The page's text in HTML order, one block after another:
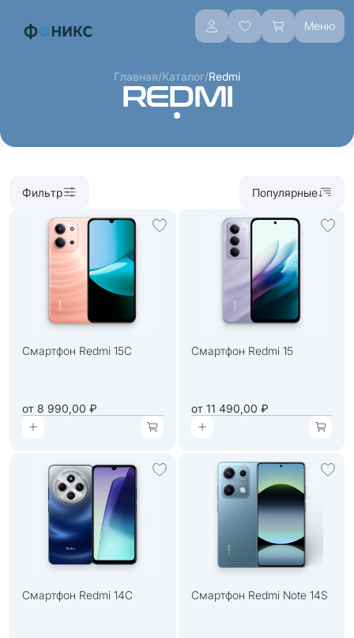
Меню
Главная/Каталог/Redmi
REDMI
Фильтр Популярные
Смартфон Redmi 15C
от 8 990,00 ₽
Смартфон Redmi 15
от11 490,00 ₽
Смартфон Redmi 14C Смартфон Redmi Note 14S